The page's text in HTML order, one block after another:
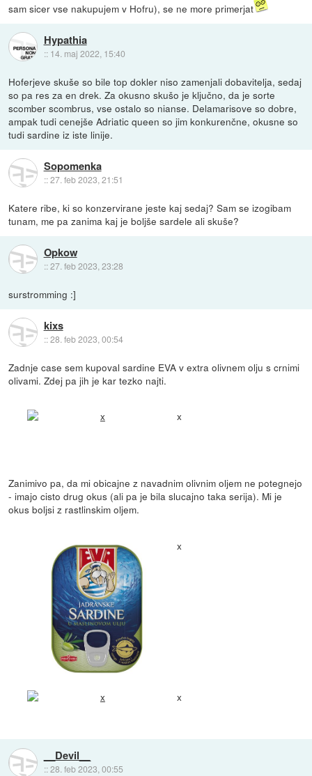
sam sicer vse nakupujem v Hofru), se ne more primerjat
Hypathia
:: 14. maj 2022, 15:40
Hoferjeve skuše so bile top dokler niso zamenjali dobavitelja, sedaj
so pa res za en drek. Za okusno skušo je ključno, da je sorte
scomber scombrus, vse ostalo so nianse. Delamarisove so dobre,
ampak tudi cenejše Adriatic queen so jim konkurenčne, okusne so
tudi sardine iz iste linije.
Sopomenka
::27. feb 2023, 21:51
Katere ribe, ki so konzervirane jeste kaj sedaj? Sam se izogibam
tunam, me pa zanima kaj je boljše sardele ali skuše?
Opkow
::27. feb 2023, 23:28
surstromming :]
kixs
::28. feb 2023, 00:54
Zadnje case sem kupoval sardine EVA v extra olivnem olju s crnimi
olivami. Zdej pa jih je kar tezko najti.
x
Zanimivo pa, da mi obicajne z navadnim olivnim oljem ne potegnejo
- imajo cisto drug okus (ali pa je bila slucajno taka serija). Mi je
okus boljsi z rastlinskim oljem.
x
x
__Devil__
::28. feb 2023, 00:55